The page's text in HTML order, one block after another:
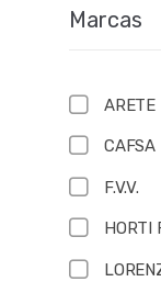
Marcas
ARETE
CAFSA
F.V.V.
HORTI